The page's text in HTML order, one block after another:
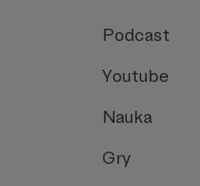
Podcast
Youtube
Nauka
Gry